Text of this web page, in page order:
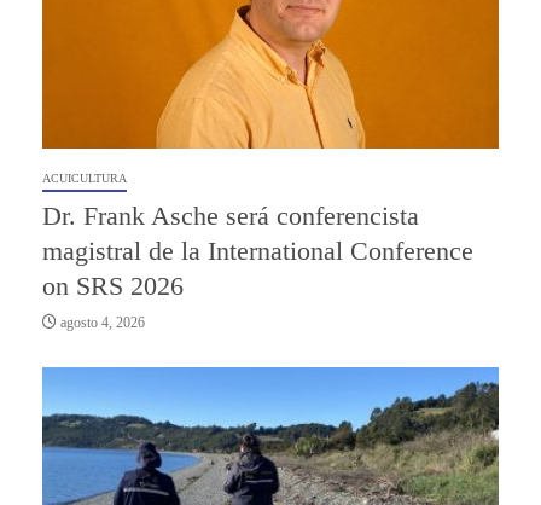
ACUICULTURA
Dr. Frank Asche será conferencista
magistral de la International Conference
on SRS 2026
agosto 4, 2026